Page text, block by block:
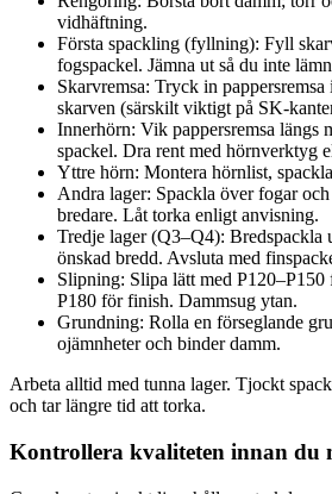
vidhäftning.
Första spackling (fyllning): Fyll
fogspackel. Jämna ut så du inte
Skarvremsa: Tryck in
skarven (särskilt viktigt på SK-
Innerhörn: Vik pappersremsa längs
spackel. Dra rent med hörnverktyg
Yttre hörn: Montera hörnlist,
Andra lager: Spackla över fogar
bredare. Låt torka enligt anvisning.
Tredje lager (Q3–Q4): Bredspackla
önskad bredd. Avsluta med
Slipning: Slipa lätt med
P180 för finish. Dammsug ytan.
Grundning: Rolla en förseglande
ojämnheter och binder damm.
Arbeta alltid med tunna lager. Tjockt
och tar längre tid att torka.
Kontrollera kvaliteten innan du